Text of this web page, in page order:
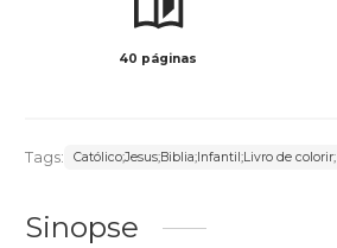
40 páginas
Tags: Católico;Jesus;Biblia;Infantil;Livro de colorir;
Sinopse